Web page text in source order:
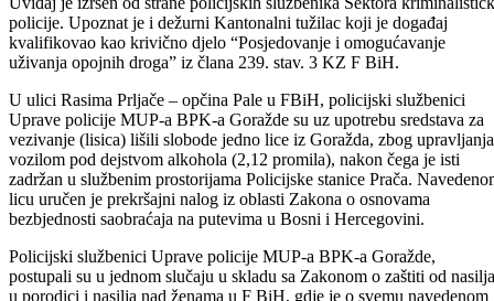
Policijskoj upravi Goražde, dok je drugo lice pozvano u službene
prostorije MUP-a BPK-a Goražde – Sektora kriminalističke policije.
Uviđaj je izršen od strane policijskih službenika Sektora
kvalifikovao kao krivično djelo “Posjedovanje i omogućavanje
uživanja opojnih droga” iz člana 239. stav. 3 KZ F BiH.
U ulici Rasima Prljače – opčina Pale u FBiH, policijski službenici
Uprave policije MUP-a BPK-a Goražde su uz upotrebu sredstava za
vezivanje (lisica) lišili slobode jedno lice iz Goražda, zbog upravljanja
vozilom pod dejstvom alkohola (2,12 promila), nakon čega je isti
licu uručen je prekršajni nalog iz oblasti Zakona o osnovama
bezbjednosti saobraćaja na putevima u Bosni i Hercegovini.